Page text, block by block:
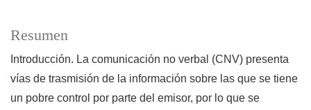
Resumen
Introducción. La comunicación no verbal (CNV) presenta
vías de trasmisión de la información sobre las que se tiene
un pobre control por parte del emisor, por lo que se